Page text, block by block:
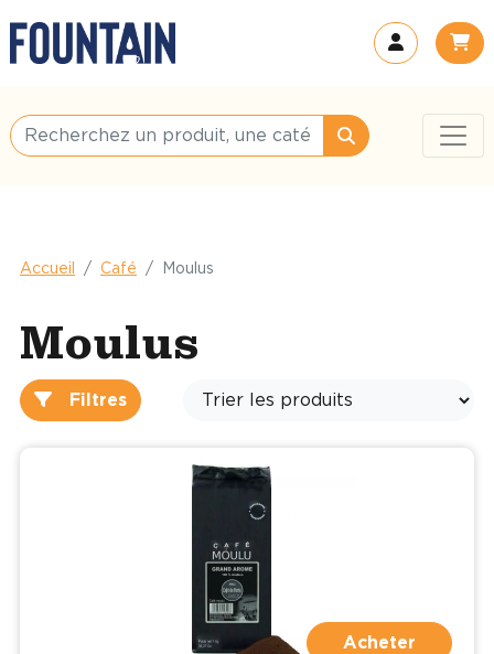
Accueil Café Moulus
Moulus
Filtres
Acheter